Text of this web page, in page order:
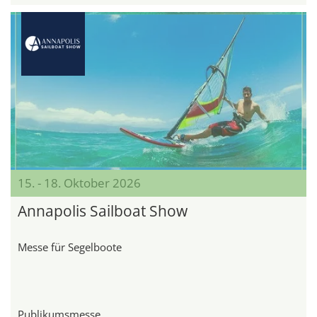
15. - 18. Oktober 2026
Annapolis Sailboat Show
Messe für Segelboote
Publikumsmesse